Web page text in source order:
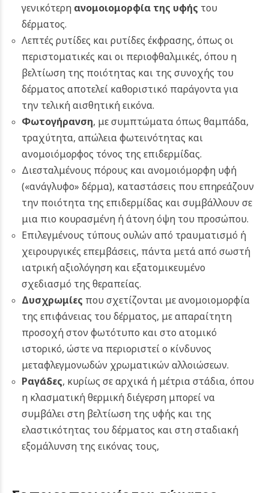
γενικότερη ανομοιομορφία της υφής του
δέρματος.
Λεπτές ρυτίδες και ρυτίδες έκφρασης, όπως οι
περιστοματικές και οι περιοφθαλμικές, όπου η
βελτίωση της ποιότητας και της συνοχής του
δέρματος αποτελεί καθοριστικό παράγοντα για
την τελική αισθητική εικόνα.
Φωτογήρανση, με συμπτώματα όπως θαμπάδα,
τραχύτητα, απώλεια φωτεινότητας και
ανομοιόμορφος τόνος της επιδερμίδας.
Διεσταλμένους πόρους και ανομοιόμορφη υφή
(«ανάγλυφο» δέρμα), καταστάσεις που επηρεάζουν
την ποιότητα της επιδερμίδας και συμβάλλουν σε
μια πιο κουρασμένη ή άτονη όψη του προσώπου.
Επιλεγμένους τύπους ουλών από τραυματισμό ή
χειρουργικές επεμβάσεις, πάντα μετά από σωστή
ιατρική αξιολόγηση και εξατομικευμένο
σχεδιασμό της θεραπείας.
Δυσχρωμίες που σχετίζονται με ανομοιομορφία
της επιφάνειας του δέρματος, με απαραίτητη
προσοχή στον φωτότυπο και στο ατομικό
ιστορικό, ώστε να περιοριστεί ο κίνδυνος
μεταφλεγμονωδών χρωματικών αλλοιώσεων.
Ραγάδες, κυρίως σε αρχικά ή μέτρια στάδια, όπου
η κλασματική θερμική διέγερση μπορεί να
συμβάλει στη βελτίωση της υφής και της
ελαστικότητας του δέρματος και στη σταδιακή
εξομάλυνση της εικόνας τους,